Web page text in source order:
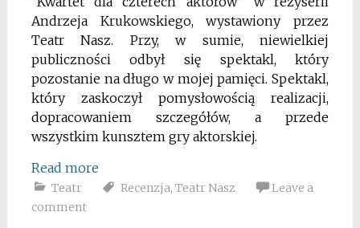
Andrzeja Krukowskiego, wystawiony przez
Teatr Nasz. Przy, w sumie, niewielkiej
publiczności odbył się spektakl, który
pozostanie na długo w mojej pamięci. Spektakl,
który zaskoczył pomysłowością realizacji,
dopracowaniem szczegółów, a przede
wszystkim kunsztem gry aktorskiej.
Read more
Teatr Recenzja, Teatr Nasz
Leave a
comment